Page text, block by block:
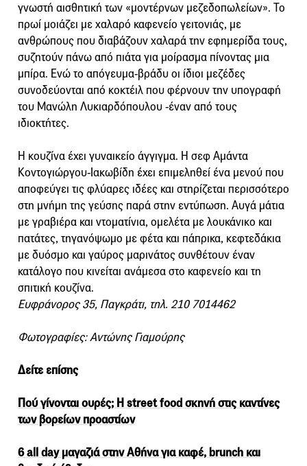
γνωστή αισθητική των «μοντέρνων μεζεδοπωλείων». Το
πρωί μοιάζει με χαλαρό καφενείο γειτονιάς, με
ανθρώπους που διαβάζουν χαλαρά την εφημερίδα τους,
συζητούν πάνω από πιάτα για μοίρασμα πίνοντας μια
μπίρα. Ενώ το απόγευμα-βράδυ οι ίδιοι μεζέδες
συνοδεύονται από κοκτέιλ που φέρνουν την υπογραφή
του Μανώλη Λυκιαρδόπουλου -έναν από τους
ιδιοκτήτες.
Η κουζίνα έχει γυναικείο άγγιγμα. Η σεφ Αμάντα
Κοντογιώργου-Ιακωβίδη έχει επιμεληθεί ένα μενού που
αποφεύγει τις φλύαρες ιδέες και στηρίζεται περισσότερο
στη μνήμη της γεύσης παρά στην εντύπωση. Αυγά μάτια
με γραβιέρα και ντοματίνια, ομελέτα με λουκάνικο και
πατάτες, τηγανόψωμο με φέτα και πάπρικα, κεφτεδάκια
με δυόσμο και γαύρος μαρινάτος συνθέτουν έναν
κατάλογο που κινείται ανάμεσα στο καφενείο και τη
σπιτική κουζίνα.
Ευφράνορος 35, Παγκράτι, τηλ. 210 7014462
Φωτογραφίες: Αντώνης Γιαμούρης
Δείτε επίσης
Πού γίνονται ουρές; H street food σκηνή στις καντίνες
των βορείων προαστίων
6 all day μαγαζιά στην Αθήνα για καφέ, brunch και